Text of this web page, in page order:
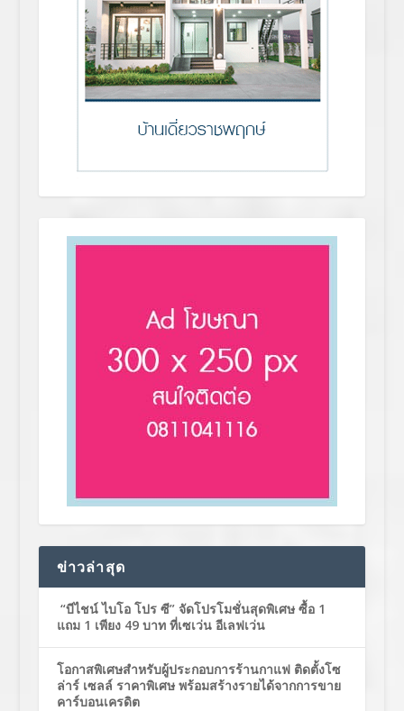
ข่าวล่าสุด
“บีไชน์ ไบโอ โปร ซี” จัดโปรโมชั่นสุดพิเศษ ซื้อ 1
แถม 1 เพียง 49 บาท ที่เซเว่น อีเลฟเว่น
โอกาสพิเศษสำหรับผู้ประกอบการร้านกาแฟ ติดตั้งโซ
ล่าร์ เซลล์ ราคาพิเศษ พร้อมสร้างรายได้จากการขาย
คาร์บอนเครดิต